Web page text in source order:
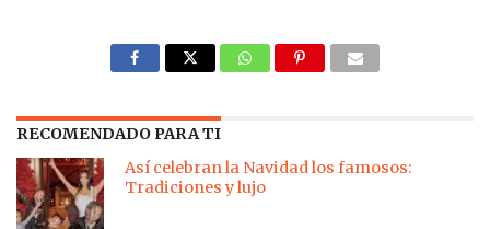
RECOMENDADO PARA TI
Así celebran la Navidad los famosos:
Tradiciones y lujo